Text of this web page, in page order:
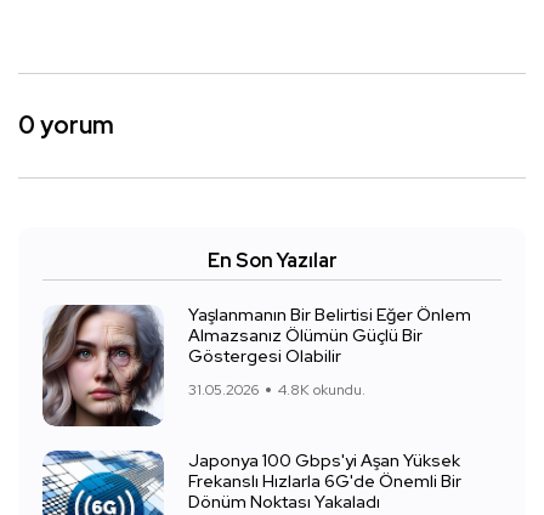
0 yorum
En Son Yazılar
Yaşlanmanın Bir Belirtisi Eğer Önlem
Almazsanız Ölümün Güçlü Bir
Göstergesi Olabilir
31.05.2026 4.8K okundu.
Japonya 100 Gbps'yi Aşan Yüksek
Frekanslı Hızlarla 6G'de Önemli Bir
Dönüm Noktası Yakaladı